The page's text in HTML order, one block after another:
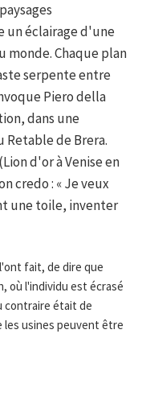
un éclairage d'une
monde. Chaque plan
serpente entre
Piero della
dans une
Retable de Brera.
d'or à Venise en
credo : « Je veux
une toile, inventer
fait, de dire que
où l'individu est écrasé
contraire était de
les usines peuvent être